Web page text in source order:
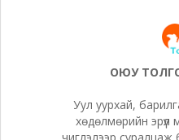
ОЮУ
Уул уурхай,
хөдөлмөрийн
чиглэлээр